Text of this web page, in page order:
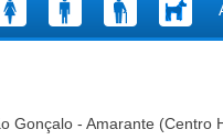
Gonçalo - Amarante (Centro